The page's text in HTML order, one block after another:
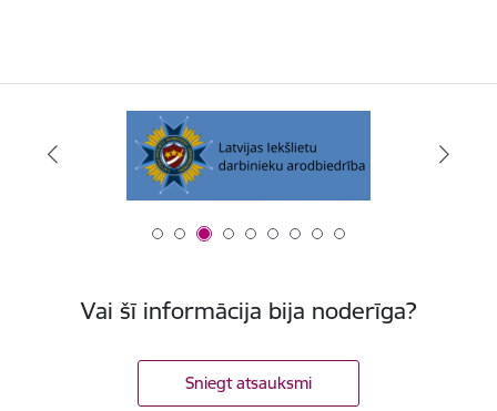
Vai šī informācija bija noderīga?
Sniegt atsauksmi